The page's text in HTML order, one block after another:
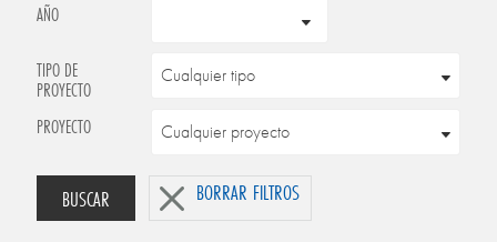
AÑO
TIPO DE
PROYECTO
PROYECTO
BUSCAR BORRAR FILTROS